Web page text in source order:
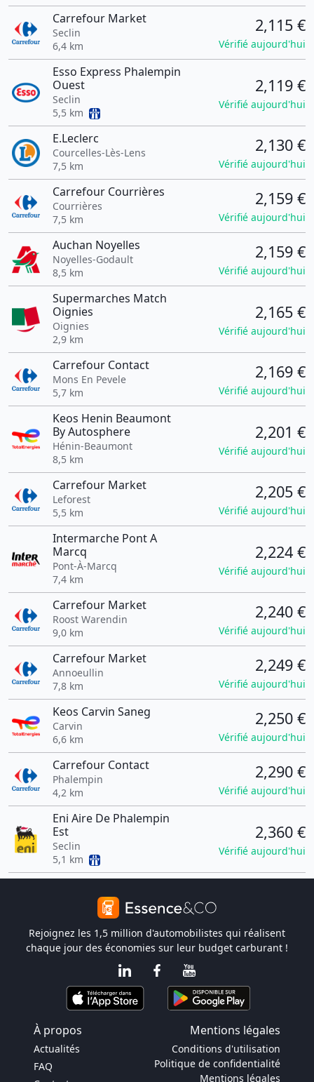
Carrefour Market
Seclin
6,4 km
2,115 €
Vérifié aujourd'hui
Esso Express Phalempin
Ouest
Seclin
5,5 km
2,119 €
Vérifié aujourd'hui
E.Leclerc
Courcelles-Lès-Lens
7,5 km
2,130 €
Vérifié aujourd'hui
Carrefour Courrières
Courrières
7,5 km
2,159 €
Vérifié aujourd'hui
Auchan Noyelles
Noyelles-Godault
8,5 km
2,159 €
Vérifié aujourd'hui
Supermarches Match
Oignies
Oignies
2,9 km
2,165 €
Vérifié aujourd'hui
Carrefour Contact
Mons En Pevele
5,7 km
2,169 €
Vérifié aujourd'hui
Keos Henin Beaumont
By Autosphere
Hénin-Beaumont
8,5 km
2,201 €
Vérifié aujourd'hui
Carrefour Market
Leforest
5,5 km
2,205 €
Vérifié aujourd'hui
Intermarche Pont A
Marcq
Pont-À-Marcq
7,4 km
2,224 €
Vérifié aujourd'hui
Carrefour Market
Roost Warendin
9,0 km
2,240 €
Vérifié aujourd'hui
Carrefour Market
Annoeullin
7,8 km
2,249 €
Vérifié aujourd'hui
Keos Carvin Saneg
Carvin
6,6 km
2,250 €
Vérifié aujourd'hui
Carrefour Contact
Phalempin
4,2 km
2,290 €
Vérifié aujourd'hui
Eni Aire De Phalempin
Est
Seclin
5,1 km
2,360 €
Vérifié aujourd'hui
Rejoignez les 1,5 million d'automobilistes qui réalisent
chaque jour des économies sur leur budget carburant !
À propos Mentions légales
Actualités
FAQ
Conditions d'utilisation
Politique de confidentialité
Mentions légales